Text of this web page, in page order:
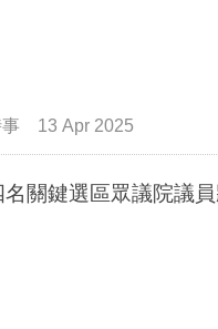
13 Apr 2025
名關鍵選區眾議院議